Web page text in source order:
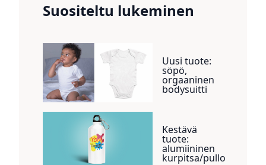
Suositeltu lukeminen
Uusi tuote:
söpö,
orgaaninen
bodysuitti
Kestävä
tuote:
alumiininen
kurpitsa/pullo